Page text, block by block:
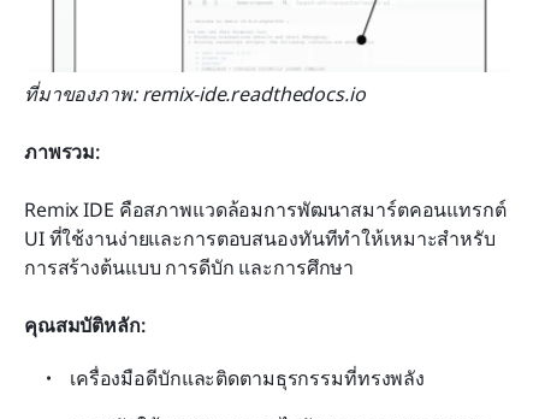
ที่มาของภาพ: remix-ide.readthedocs.io
ภาพรวม:
Remix IDE คือสภาพแวดล้อมการพัฒนาสมาร์ตคอนแทรกต์
UI ที่ใช้งานง่ายและการตอบสนองทันทีทำให้เหมาะสำหรับ
การสร้างต้นแบบ การดีบัก และการศึกษา
คุณสมบัติหลัก:
เครื่องมือดีบักและติดตามธุรกรรมที่ทรงพลัง